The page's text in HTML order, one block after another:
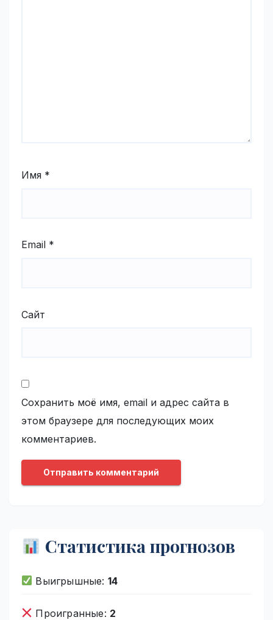
Имя *
Email *
Сайт
Сохранить моё имя, email и адрес сайта в
этом браузере для последующих моих
комментариев.
Статистика прогнозов
Выигрышные: 14
Проигранные: 2